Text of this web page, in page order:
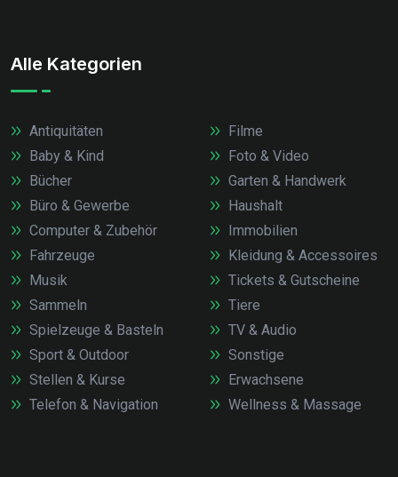
Alle Kategorien
Antiquitäten
Baby & Kind
Bücher
Büro & Gewerbe
Computer & Zubehör
Fahrzeuge
Filme
Foto & Video
Garten & Handwerk
Haushalt
Immobilien
Kleidung & Accessoires
Musik
Sammeln
Spielzeuge & Basteln
Sport & Outdoor
Stellen & Kurse
Telefon & Navigation
Tickets & Gutscheine
Tiere
TV & Audio
Sonstige
Erwachsene
Wellness & Massage